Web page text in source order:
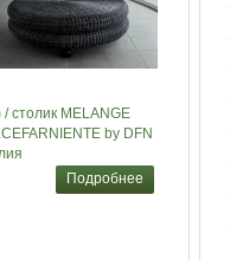
столик MELANGE
by DFN
Подробнее